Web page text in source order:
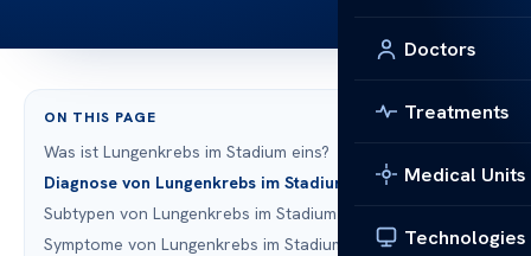
Doctors
Treatments
Medical Units
Technologies
ON THIS PAGE
Was ist Lungenkrebs im Stadium eins?
Diagnose von Lungenkrebs im Stadium eins
Subtypen von Lungenkrebs im Stadium eins
Symptome von Lungenkrebs im Stadium eins